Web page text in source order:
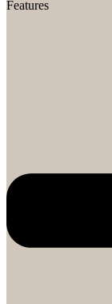
Features